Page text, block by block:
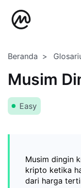
Beranda
Musim
Easy
Musim dingin
kripto ketika
dari harga